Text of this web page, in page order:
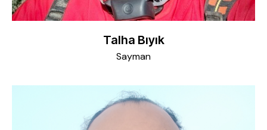
Talha Bıyık
Sayman